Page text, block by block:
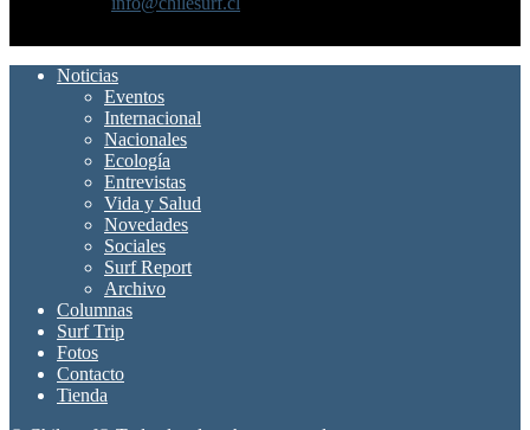
Noticias
Eventos
Internacional
Nacionales
Ecología
Entrevistas
Vida y Salud
Novedades
Sociales
Surf Report
Archivo
Columnas
Surf Trip
Fotos
Contacto
Tienda